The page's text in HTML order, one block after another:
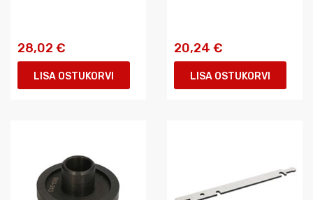
28,02 €
LISA OSTUKORVI
20,24 €
LISA OSTUKORVI